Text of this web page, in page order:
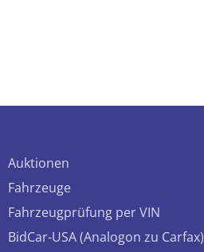
Auktionen
Fahrzeuge
Fahrzeugprüfung per VIN
BidCar-USA (Analogon zu Carfax)